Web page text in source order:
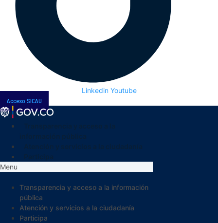
Linkedin Youtube
Acceso SICAU
Menu
Transparencia y acceso a la información
pública
Atención y servicios a la ciudadanía
Participa